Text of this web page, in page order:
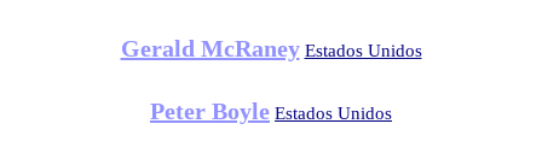
Gerald McRaney Estados Unidos
Peter Boyle Estados Unidos